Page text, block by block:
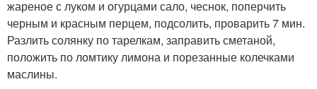
жареное с луком и огурцами сало, чеснок, поперчить
черным и красным перцем, подсолить, проварить 7 мин.
Разлить солянку по тарелкам, заправить сметаной,
положить по ломтику лимона и порезанные колечками
маслины.